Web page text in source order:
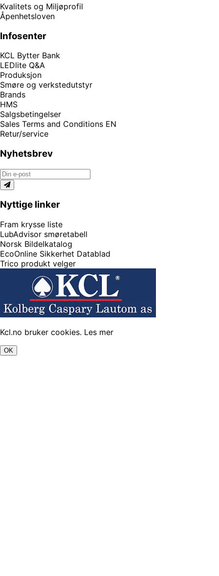
Kvalitets og Miljøprofil
Åpenhetsloven
Infosenter
KCL Bytter Bank
LEDlite Q&A
Produksjon
Smøre og verkstedutstyr
Brands
HMS
Salgsbetingelser
Sales Terms and Conditions EN
Retur/service
Nyhetsbrev
Nyttige linker
Fram krysse liste
LubAdvisor smøretabell
Norsk Bildelkatalog
EcoOnline Sikkerhet Datablad
Trico produkt velger
Kcl.no bruker cookies. Les mer
OK